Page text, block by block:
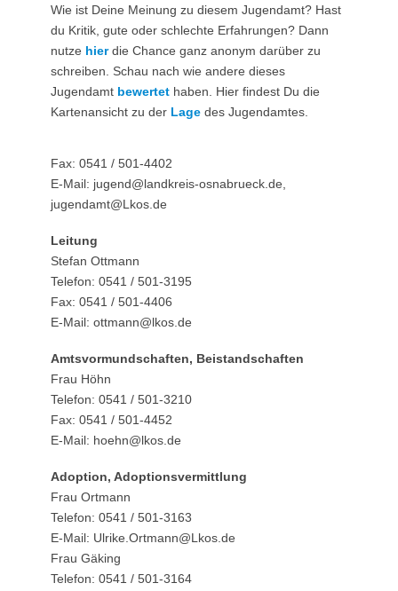
Wie ist Deine Meinung zu diesem Jugendamt? Hast
du Kritik, gute oder schlechte Erfahrungen? Dann
nutze hierdie Chance ganz anonym darüber zu
schreiben. Schau nach wie andere dieses
Jugendamt bewertethaben. Hier findest Du die
Kartenansicht zu der Lagedes Jugendamtes.
Fax: 0541 / 501-4402
E-Mail: jugend@landkreis-osnabrueck.de,
jugendamt@Lkos.de
Leitung
Stefan Ottmann
Telefon: 0541 / 501-3195
Fax: 0541 / 501-4406
E-Mail: ottmann@lkos.de
Amtsvormundschaften, Beistandschaften
Frau Höhn
Telefon: 0541 / 501-3210
Fax: 0541 / 501-4452
E-Mail: hoehn@lkos.de
Adoption, Adoptionsvermittlung
Frau Ortmann
Telefon: 0541 / 501-3163
E-Mail: Ulrike.Ortmann@Lkos.de
Frau Gäking
Telefon: 0541 / 501-3164